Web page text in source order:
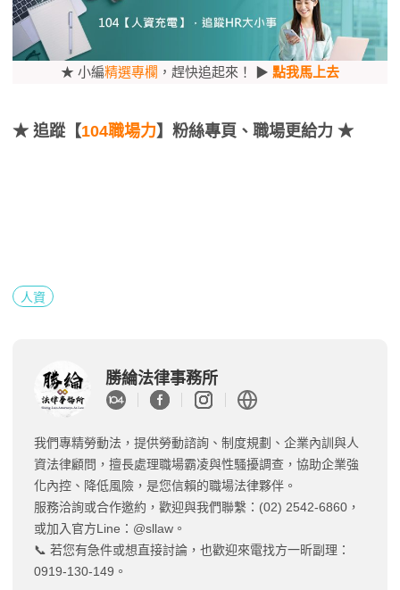
★ 小編精選專欄 ，趕快追起來！ ▶ 點我馬上去
★ 追蹤【104職場力】粉絲專頁、職場更給力 ★
人資
勝綸法律事務所
我們專精勞動法，提供勞動諮詢、制度規劃、企業內訓與人
資法律顧問，擅長處理職場霸凌與性騷擾調查，協助企業強
化內控、降低風險，是您信賴的職場法律夥伴。
服務洽詢或合作邀約，歡迎與我們聯繫：(02) 2542-6860，
或加入官方Line：@sllaw。
📞 若您有急件或想直接討論，也歡迎來電找方一昕副理：
0919-130-149。